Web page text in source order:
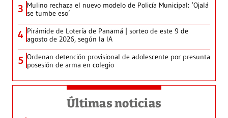
3 Mulino rechaza el nuevo modelo de Policía Municipal: ‘Ojalá
se tumbe eso’
4 Pirámide de Lotería de Panamá | sorteo de este 9 de
agosto de 2026, según la IA
5 Ordenan detención provisional de adolescente por presunta
posesión de arma en colegio
Últimas noticias